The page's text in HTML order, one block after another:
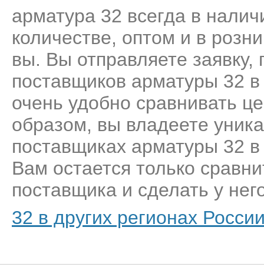
арматура 32 всегда в
количестве, оптом и в
вы. Вы отправляете заявку,
поставщиков арматуры 32
очень удобно сравнивать
образом, вы владеете
поставщиках арматуры 32
Вам остается только
поставщика и сделать у
32 в других регионах